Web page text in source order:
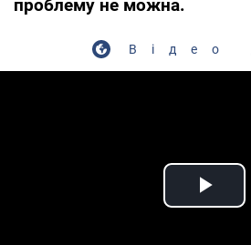
проблему не можна.
Відео